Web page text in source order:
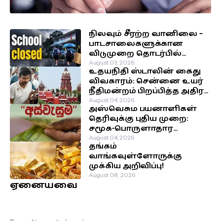
தீர்மானம்!
நிலவும் சீரற்ற வானிலை –
பாடசாலைகளுக்கான
விடுமுறை தொடர்பில்
வௌியான தகவல்!
August 03, 2026
உதயநிதி ஸ்டாலின் கைது
விவகாரம்: சென்னை உயர்
நீதிமன்றம் பிறப்பித்த அதிரடி
உத்தரவு!
August 04, 2026
அஸ்வெசும பயனாளிகள்
தெரிவுக்கு புதிய முறை:
சமூக-பொருளாதார
நிலைக்கு முன்னுரிமை!
August 04, 2026
தங்கம்
வாங்கவுள்ளோருக்கு
முக்கிய அறிவிப்பு!
August 08, 2026
ஏனையவை